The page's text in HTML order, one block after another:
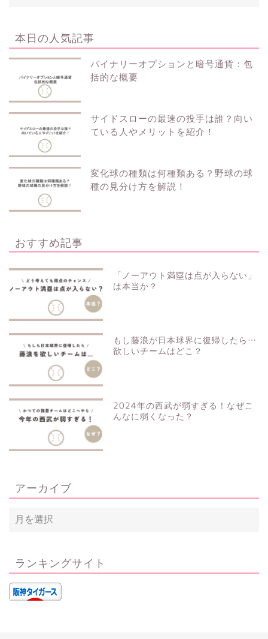
本日の人気記事
バイナリーオプションと暗号通貨：包
括的な概要
サイドスローの最速の投手は誰？向い
ている人やメリットを紹介！
変化球の種類は何種類ある？野球の球
種の見分け方を解説！
おすすめ記事
「ノーアウト満塁は点が入らない」
は本当か？
もし藤浪が日本球界に復帰したら…
欲しいチームはどこ？
2024年の西武が弱すぎる！なぜこ
んなに弱くなった？
アーカイブ
ランキングサイト